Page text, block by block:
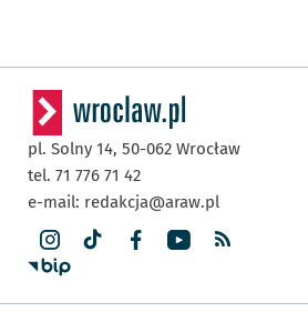
pl. Solny 14, 50-062 Wrocław
tel. 71 776 71 42
e-mail: redakcja@araw.pl